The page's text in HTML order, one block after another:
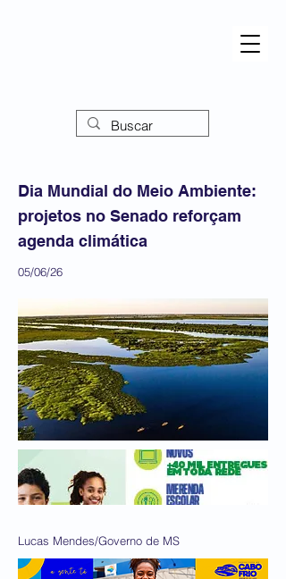
Dia Mundial do Meio Ambiente:
projetos no Senado reforçam
agenda climática
05/06/26
Lucas Mendes/Governo de MS